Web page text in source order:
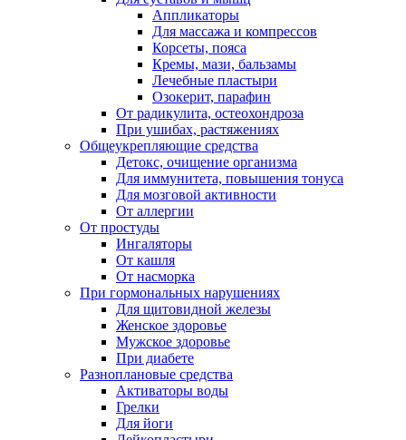
Аппликаторы
Для массажа и компрессов
Корсеты, пояса
Кремы, мази, бальзамы
Лечебные пластыри
Озокерит, парафин
От радикулита, остеохондроза
При ушибах, растяжениях
Общеукрепляющие средства
Детокс, очищение организма
Для иммунитета, повышения тонуса
Для мозговой активности
От аллергии
От простуды
Ингаляторы
От кашля
От насморка
При гормональных нарушениях
Для щитовидной железы
Женское здоровье
Мужское здоровье
При диабете
Разноплановые средства
Активаторы воды
Грелки
Для йоги